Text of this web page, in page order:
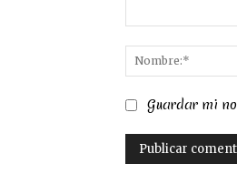
Guardar mi